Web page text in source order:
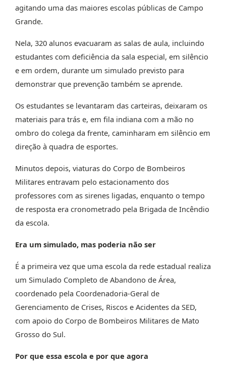
agitando uma das maiores escolas públicas de Campo
Grande.
Nela, 320 alunos evacuaram as salas de aula, incluindo
estudantes com deficiência da sala especial, em silêncio
e em ordem, durante um simulado previsto para
demonstrar que prevenção também se aprende.
Os estudantes se levantaram das carteiras, deixaram os
materiais para trás e, em fila indiana com a mão no
ombro do colega da frente, caminharam em silêncio em
direção à quadra de esportes.
Minutos depois, viaturas do Corpo de Bombeiros
Militares entravam pelo estacionamento dos
professores com as sirenes ligadas, enquanto o tempo
de resposta era cronometrado pela Brigada de Incêndio
da escola.
Era um simulado, mas poderia não ser
É a primeira vez que uma escola da rede estadual realiza
um Simulado Completo de Abandono de Área,
coordenado pela Coordenadoria-Geral de
Gerenciamento de Crises, Riscos e Acidentes da SED,
com apoio do Corpo de Bombeiros Militares de Mato
Grosso do Sul.
Por que essa escola e por que agora